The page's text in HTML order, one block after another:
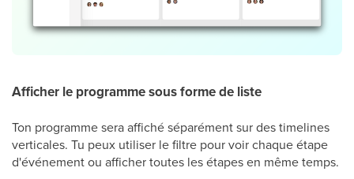
Afficher le programme sous forme de liste
Ton programme sera affiché séparément sur des timelines
verticales. Tu peux utiliser le filtre pour voir chaque étape
d'événement ou afficher toutes les étapes en même temps.